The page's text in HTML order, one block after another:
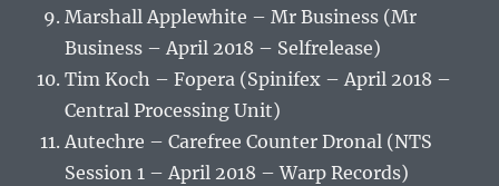
Marshall Applewhite – Mr Business (Mr
Business – April 2018 – Selfrelease)
Tim Koch – Fopera (Spinifex – April 2018 –
Central Processing Unit)
Autechre – Carefree Counter Dronal (NTS
Session 1 – April 2018 – Warp Records)